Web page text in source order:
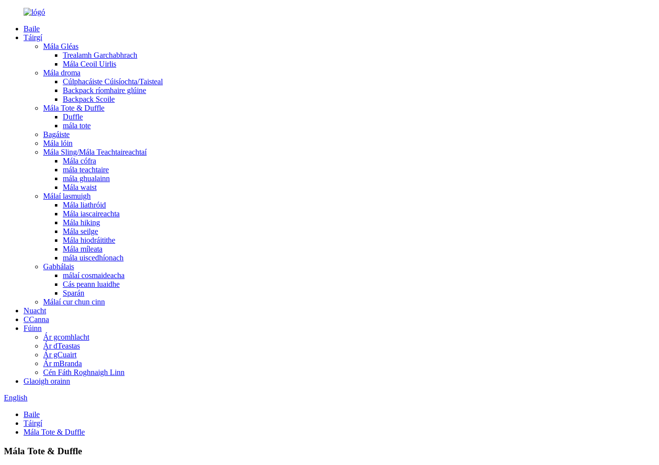
Baile
Táirgí
Mála Gléas
Trealamh Garchabhrach
Mála Ceoil Uirlis
Mála droma
Cúlphacáiste Cúisíochta/Taisteal
Backpack ríomhaire glúine
Backpack Scoile
Mála Tote & Duffle
Duffle
mála tote
Bagáiste
Mála lóin
Mála Sling/Mála Teachtaireachtaí
Mála cófra
mála teachtaire
mála ghualainn
Mála waist
Málaí lasmuigh
Mála liathróid
Mála iascaireachta
Mála hiking
Mála seilge
Mála hiodráitithe
Mála míleata
mála uiscedhíonach
Gabhálais
málaí cosmaideacha
Cás peann luaidhe
Sparán
Málaí cur chun cinn
Nuacht
CCanna
Fúinn
Ár gcomhlacht
Ár dTeastas
Ár gCuairt
Ár mBranda
Cén Fáth Roghnaigh Linn
Glaoigh orainn
English
Baile
Táirgí
Mála Tote & Duffle
Mála Tote & Duffle